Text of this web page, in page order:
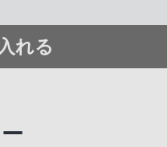
れる